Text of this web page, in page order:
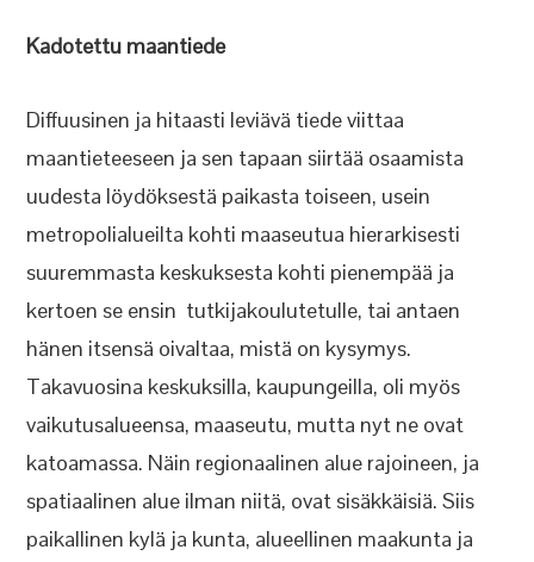
Kadotettu maantiede
Diffuusinen ja hitaasti leviävä tiede viittaa
maantieteeseen ja sen tapaan siirtää osaamista
uudesta löydöksestä paikasta toiseen, usein
metropolialueilta kohti maaseutua hierarkisesti
suuremmasta keskuksesta kohti pienempää ja
kertoen se ensin tutkijakoulutetulle, tai antaen
hänen itsensä oivaltaa, mistä on kysymys.
Takavuosina keskuksilla, kaupungeilla, oli myös
vaikutusalueensa, maaseutu, mutta nyt ne ovat
katoamassa. Näin regionaalinen alue rajoineen, ja
spatiaalinen alue ilman niitä, ovat sisäkkäisiä. Siis
paikallinen kylä ja kunta, alueellinen maakunta ja